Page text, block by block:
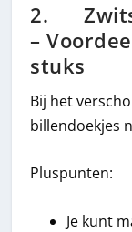
2.
–
stuks
Bij het
billendoekjes
Pluspunten:
Je kunt